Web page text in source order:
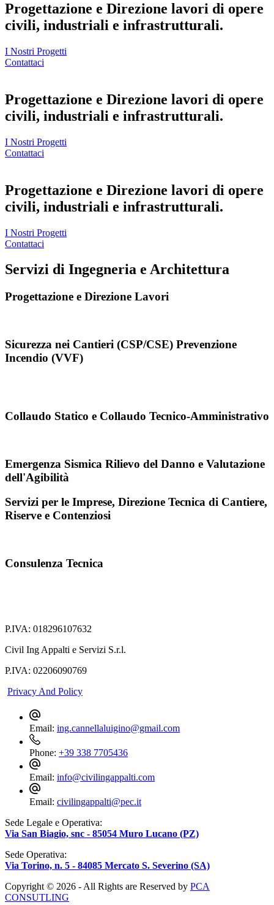
Progettazione e Direzione lavori di opere
civili, industriali e infrastrutturali.
I Nostri Progetti
Contattaci
Progettazione e Direzione lavori di opere
civili, industriali e infrastrutturali.
I Nostri Progetti
Contattaci
Progettazione e Direzione lavori di opere
civili, industriali e infrastrutturali.
I Nostri Progetti
Contattaci
Servizi di Ingegneria e Architettura
Progettazione e Direzione Lavori
Sicurezza nei Cantieri (CSP/CSE) Prevenzione
Incendio (VVF)
Collaudo Statico e Collaudo Tecnico-Amministrativo
Emergenza Sismica Rilievo del Danno e Valutazione
dell'Agibilità
Servizi per le Imprese, Direzione Tecnica di Cantiere,
Riserve e Contenziosi
Consulenza Tecnica
P.IVA: 018296107632
Civil Ing Appalti e Servizi S.r.l.
P.IVA: 02206090769
Privacy And Policy
Email: ing.cannellaluigino@gmail.com
Phone: +39 338 7705436
Email: info@civilingappalti.com
Email: civilingappalti@pec.it
Sede Legale e Operativa:
Via San Biagio, snc - 85054 Muro Lucano (PZ)
Sede Operativa:
Via Torino, n. 5 - 84085 Mercato S. Severino (SA)
Copyright © 2026 - All Rights are Reserved by PCA
CONSUTLING